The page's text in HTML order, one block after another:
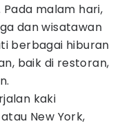
malam hari,
dan wisatawan
berbagai hiburan
baik di restoran,
kaki
New York,